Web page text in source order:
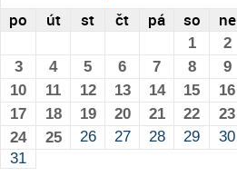
po út st čt pá so ne
1
2
3
4 5 6 7 8
9
10
11 12 13 14 15
16
17
18 19 20 21 22
23
24
25 26 27 28 29
30
31